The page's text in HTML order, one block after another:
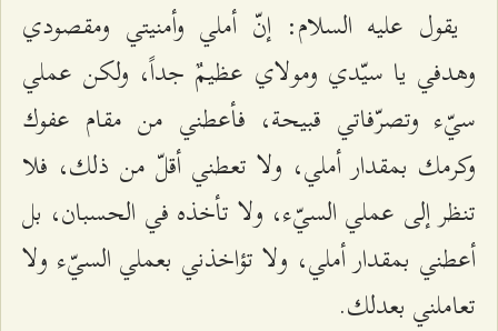
يقول عليه السلام: إنّ أملي وأمنيتي ومقصودي
وهدفي يا سيّدي ومولاي عظيمٌ جداً، ولكن عملي
سيّء وتصرّفاتي قبيحة، فأعطني من مقام عفوك
وكرمك بمقدار أملي، ولا تعطني أقلّ من ذلك، فلا
تنظر إلى عملي السيّء، ولا تأخذه في الحسبان، بل
أعطني بمقدار أملي، ولا تؤاخذني بعملي السيّء ولا
تعاملني بعدلك.